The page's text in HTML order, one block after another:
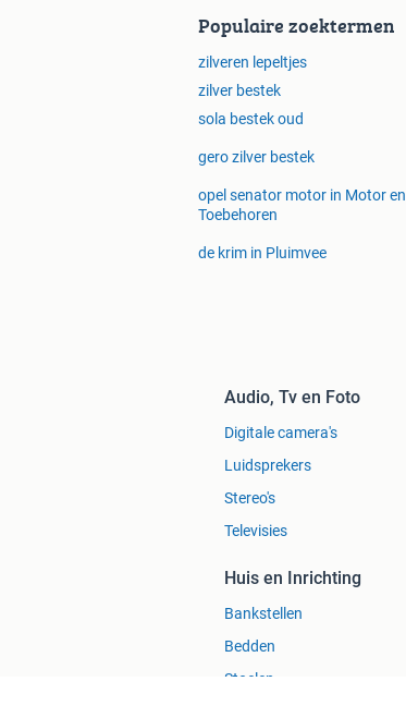
Populaire zoektermen
zilveren lepeltjes
zilver bestek
sola bestek oud
gero zilver bestek
opel senator motor in Motor en
Toebehoren
de krim in Pluimvee
Audio, Tv en Foto
Digitale camera's
Luidsprekers
Stereo's
Televisies
Huis en Inrichting
Bankstellen
Bedden
Stoelen